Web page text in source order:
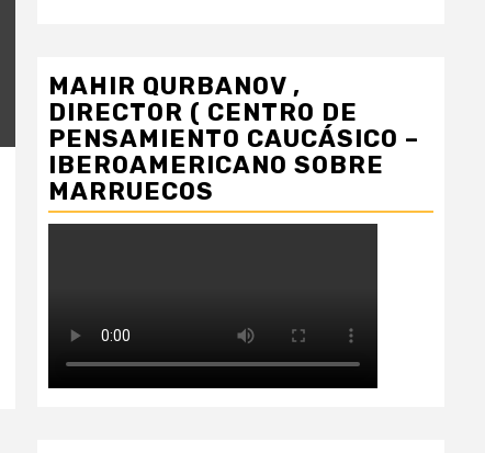
MAHIR QURBANOV ,
DIRECTOR ( CENTRO DE
PENSAMIENTO CAUCÁSICO –
IBEROAMERICANO SOBRE
MARRUECOS